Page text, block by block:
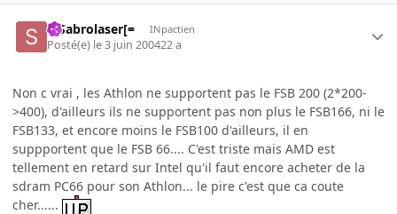
=]Sabrolaser[= INpactien
Posté(e) le 3 juin 200422 a
Non c vrai , les Athlon ne supportent pas le FSB 200 (2*200-
>400), d'ailleurs ils ne supportent pas non plus le FSB166, ni le
FSB133, et encore moins le FSB100 d'ailleurs, il en
suppportent que le FSB 66.... C'est triste mais AMD est
tellement en retard sur Intel qu'il faut encore acheter de la
sdram PC66 pour son Athlon... le pire c'est que ca coute
cher......